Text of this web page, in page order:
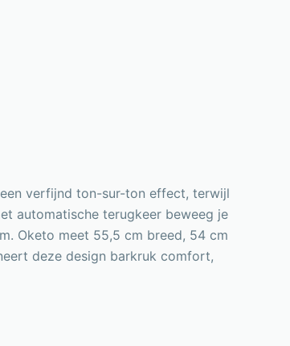
verfijnd ton-sur-ton effect, terwijl
automatische terugkeer beweeg je
Oketo meet 55,5 cm breed, 54 cm
deze design barkruk comfort,